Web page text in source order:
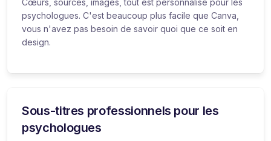
psychologues. C'est beaucoup plus facile que Canva,
vous n'avez pas besoin de savoir quoi que ce soit en
design.
Sous-titres professionnels pour les
psychologues